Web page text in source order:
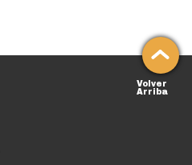
Volver
Arriba